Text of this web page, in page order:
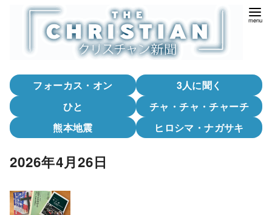
フォーカス・オン
3人に聞く
ひと
チャ・チャ・チャーチ
熊本地震
ヒロシマ・ナガサキ
2026年4月26日